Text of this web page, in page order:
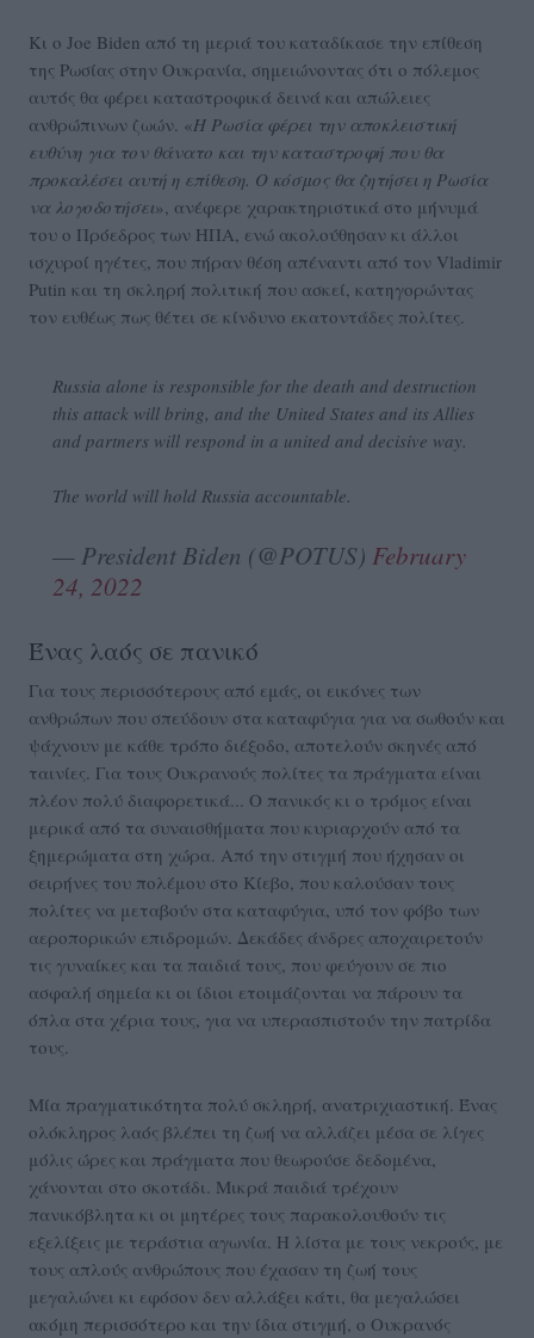
Κι ο Joe Biden από τη μεριά του καταδίκασε την επίθεση
της Ρωσίας στην Ουκρανία, σημειώνοντας ότι ο πόλεμος
αυτός θα φέρει καταστροφικά δεινά και απώλειες
ανθρώπινων ζωών. «Η Ρωσία φέρει την αποκλειστική
ευθύνη για τον θάνατο και την καταστροφή που θα
προκαλέσει αυτή η επίθεση. Ο κόσμος θα ζητήσει η Ρωσία
να λογοδοτήσει», ανέφερε χαρακτηριστικά στο μήνυμά
του ο Πρόεδρος των ΗΠΑ, ενώ ακολούθησαν κι άλλοι
ισχυροί ηγέτες, που πήραν θέση απέναντι από τον Vladimir
Putin και τη σκληρή πολιτική που ασκεί, κατηγορώντας
τον ευθέως πως θέτει σε κίνδυνο εκατοντάδες πολίτες.
Russia alone is responsible for the death and destruction
this attack will bring, and the United States and its Allies
and partners will respond in a united and decisive way.
The world will hold Russia accountable.
— President Biden (@POTUS) February
24, 2022
Ένας λαός σε πανικό
Για τους περισσότερους από εμάς, οι εικόνες των
ανθρώπων που σπεύδουν στα καταφύγια για να σωθούν και
ψάχνουν με κάθε τρόπο διέξοδο, αποτελούν σκηνές από
ταινίες. Για τους Ουκρανούς πολίτες τα πράγματα είναι
πλέον πολύ διαφορετικά... Ο πανικός κι ο τρόμος είναι
μερικά από τα συναισθήματα που κυριαρχούν από τα
ξημερώματα στη χώρα. Από την στιγμή που ήχησαν οι
σειρήνες του πολέμου στο Κίεβο, που καλούσαν τους
πολίτες να μεταβούν στα καταφύγια, υπό τον φόβο των
αεροπορικών επιδρομών. Δεκάδες άνδρες αποχαιρετούν
τις γυναίκες και τα παιδιά τους, που φεύγουν σε πιο
ασφαλή σημεία κι οι ίδιοι ετοιμάζονται να πάρουν τα
όπλα στα χέρια τους, για να υπερασπιστούν την πατρίδα
τους.
Μία πραγματικότητα πολύ σκληρή, ανατριχιαστική. Ένας
ολόκληρος λαός βλέπει τη ζωή να αλλάζει μέσα σε λίγες
μόλις ώρες και πράγματα που θεωρούσε δεδομένα,
χάνονται στο σκοτάδι. Μικρά παιδιά τρέχουν
πανικόβλητα κι οι μητέρες τους παρακολουθούν τις
εξελίξεις με τεράστια αγωνία. Η λίστα με τους νεκρούς, με
τους απλούς ανθρώπους που έχασαν τη ζωή τους
μεγαλώνει κι εφόσον δεν αλλάξει κάτι, θα μεγαλώσει
ακόμη περισσότερο και την ίδια στιγμή, ο Ουκρανός